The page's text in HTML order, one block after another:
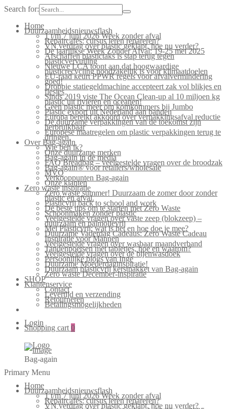
Search for:
Home
Duurzaamheidsnieuwsflash
1 t/m 7 juni 2026 Week zonder afval
Repaircafés: cursus leren repareren?
VN verdrag over plastic geklapt, hoe nu verder?
De jaarlijkse Week Zonder Afval: 19-25 mei 2025
Afschaffen plastictaks is stap terug tegen
plasticvervuiling
Nieuwe LCA toont aan dat hoogwaardige
plasticrecycling noodzakelijk is voor klimaatdoelen
EU-raad keurt PPWR regels voor afvalvermindering
goed!
Droppie statiegeldmachine accepteert zak vol blikjes en
flesjes
Sinds 2019 viste The Ocean Clean-up al 10 miljoen kg
plastic uit rivieren en oceanen!
Geen plastic meer om komkommers bij Jumbo
Plastic export uit Nederland aan banden
Europa bereikt akkoord over verpakkingsafval reductie
De duurzame verpakkingen van de toekomst zijn
herbruikbaar
Europese maatregelen om plastic verpakkingen terug te
dringen.
Over Bag-again
Wie ben ik?
Onze duurzame merken
Bag-again in de media
FAQ Breadbag – veelgestelde vragen over de broodzak
Bag-again® voor retailers/wholesale
MVO
Verkooppunten Bag-again
Onze klanten
Zero waste inspiratie
Zero waste summer! Duurzaam de zomer door zonder
plastic en afval.
Plasticvrij back to school and work
De beste tips om te starten met Zero Waste
Schoonmaken zonder plastic
Veelgestelde vragen over vaste zeep (blokzeep) –
duurzaam en palmolievrij
Mei Plasticvrij: wat is het en hoe doe je mee?
Duurzame Vaderdag Cadeaus: Zero Waste Cadeau
Inspiratie voor Mannen
Veelgestelde vragen over wasbaar maandverband
Tandenpoetsen met tabletjes, hoe en waarom?
Veelgestelde vragen over de bijenwasdoek
Persoonlijke blogs van Inge
Duurzame Moederdaginspiratie!
Duurzaam plasticvrij kerstpakket van Bag-again
Zero waste December-inspiratie
SHOP
Klantenservice
Contact
Levertijd en verzending
Retourneren
Betalingsmogelijkheden
Login
Shopping cart 0
Bag-again
Primary Menu
Home
Duurzaamheidsnieuwsflash
1 t/m 7 juni 2026 Week zonder afval
Repaircafés: cursus leren repareren?
VN verdrag over plastic geklapt, hoe nu verder?